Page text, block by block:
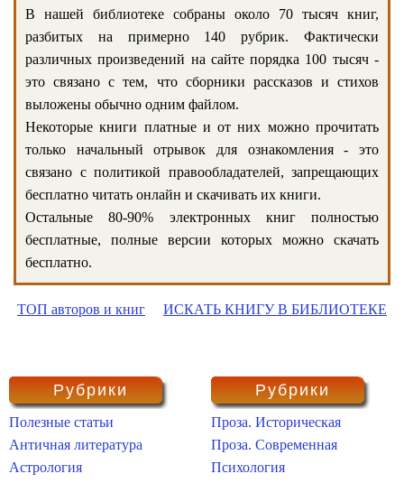
В нашей библиотеке собраны около 70 тысяч книг,
разбитых на примерно 140 рубрик. Фактически
различных произведений на сайте порядка 100 тысяч -
это связано с тем, что сборники рассказов и стихов
выложены обычно одним файлом.
Некоторые книги платные и от них можно прочитать
только начальный отрывок для ознакомления - это
связано с политикой правообладателей, запрещающих
бесплатно читать онлайн и скачивать их книги.
Остальные 80-90% электронных книг полностью
бесплатные, полные версии которых можно скачать
бесплатно.
ТОП авторов и книг ИСКАТЬ КНИГУ В БИБЛИОТЕКЕ
Рубрики
Полезные статьи
Античная литература
Астрология
Рубрики
Проза. Историческая
Проза. Современная
Психология